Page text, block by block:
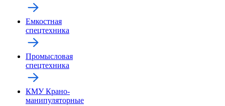
Емкостная
спецтехника
Промысловая
спецтехника
КМУ Крано-
манипуляторные